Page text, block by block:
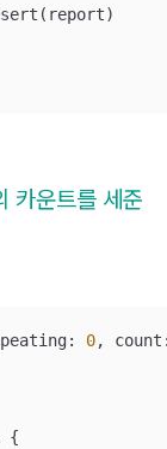
카운트를 세준
0,
{